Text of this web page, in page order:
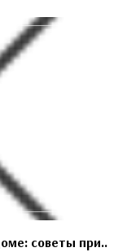
советы при..